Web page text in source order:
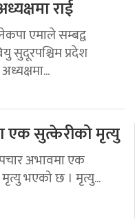
राई
एमाले सम्बद्व
सुदूरपश्चिम प्रदेश
एक सुत्केरीको मृत्यु
अभावमा एक
भएको छ । मृत्यु...